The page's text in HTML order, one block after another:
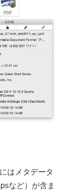
はメタデータ
など）が含ま